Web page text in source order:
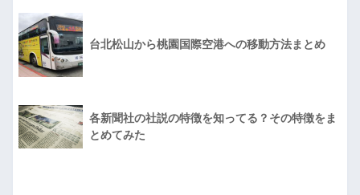
台北松山から桃園国際空港への移動方法まとめ
各新聞社の社説の特徴を知ってる？その特徴をま
とめてみた